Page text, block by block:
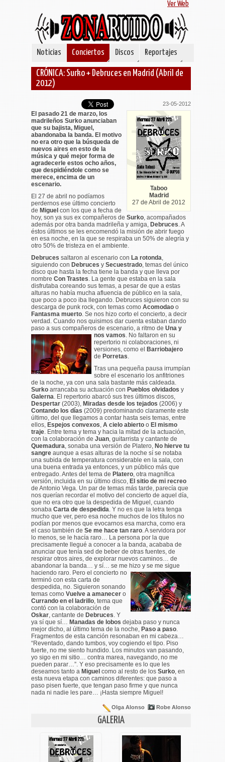
Ver Web
Noticias Conciertos Discos Reportajes
CRÓNICA: Surko + Debruces en Madrid (Abril de
2012)
23-05-2012
Taboo
Madrid
27 de Abril de 2012
El pasado 21 de marzo, los
madrileños Surko anunciaban
que su bajista, Miguel,
abandonaba la banda. El motivo
no era otro que la búsqueda de
nuevos aires en esto de la
música y qué mejor forma de
agradecerle estos ocho años,
que despidiéndole como se
merece, encima de un
escenario.
El 27 de abril no podíamos
perdernos ese último concierto
de Miguel con los que a fecha de
hoy, son ya sus ex compañeros de Surko , acompañados
además por otra banda madrileña y amiga, Debruces . A
éstos últimos se les encomendó la misión de abrir fuego
en esa noche, en la que se respiraba un 50% de alegría y
otro 50% de tristeza en el ambiente.
Debruces saltaron al escenario con La rotonda
siguiendo con Debruces y Secuestrado , temas del único
disco que hasta la fecha tiene la banda y que lleva por
nombre Con Trastes . La gente que estaba en la sala
disfrutaba coreando sus temas, a pesar de que a estas
alturas no había mucha afluencia de público en la sala,
que poco a poco iba llegando. Debruces siguieron con su
descarga de punk rock, con temas como Acomodao o
Fantasma muerto . Se nos hizo corto el concierto, a decir
verdad. Cuando nos quisimos dar cuenta estaban dando
paso a sus compañeros de escenario, a ritmo de Una y
nos vamos . No faltaron en su
repertorio ni colaboraciones, ni
versiones, como el Barriobajero
de Porretas
Tras una pequeña pausa irrumpían
sobre el escenario los anfitriones
de la noche, ya con una sala bastante más caldeada.
Surko arrancaba su actuación con Pueblos olvidados y
Galerna . El repertorio abarcó sus tres últimos discos,
Despertar (2003), Miradas desde los tejados (2006) y
Contando los días (2009) predominando claramente este
último, del que llegamos a contar hasta seis temas, entre
ellos, Espejos convexos A cielo abierto o El mismo
traje . Entre tema y tema y hacia la mitad de la actuación,
con la colaboración de Juan , guitarrista y cantante de
Quemadura , sonaba una versión de Platero, No hierve tu
sangre aunque a esas alturas de la noche sí se notaba
una subida de temperatura considerable en la sala, con
una buena entrada ya entonces, y un público más que
entregado. Antes del tema de Platero , otra magnífica
versión, incluida en su último disco, El sitio de mi recreo
de Antonio Vega. Un par de temas más tarde, parecía que
nos querían recordar el motivo del concierto de aquel día,
que no era otro que la despedida de Miguel, cuando
sonaba Carta de despedida . Y no es que la letra tenga
mucho que ver, pero esa noche muchos de los títulos no
podían por menos que evocarnos esa marcha, como era
el caso también de Se me hace tan raro . A servidora por
lo menos, se le hacía raro… La persona por la que
precisamente llegué a conocer a la banda, acababa de
anunciar que tenía sed de beber de otras fuentes, de
respirar otros aires, de explorar nuevos caminos… de
abandonar la banda… y sí… se me hizo y se me sigue
haciendo raro. Pero el concierto no
terminó con esta carta de
despedida, no. Siguieron sonando
temas como Vuelve a amanecer o
Currando en el ladrillo , tema que
contó con la colaboración de
Oskar , cantante de Debruces . Y
ya sí que sí… Manadas de lobos dejaba paso y nunca
mejor dicho, al último tema de la noche, Paso a paso
Fragmentos de esta canción resonaban en mi cabeza…
“Reventado, dando tumbos, voy cogiendo el tipo. Piso
fuerte, no me siento hundido. Los minutos van pasando,
yo sigo en mi sitio… contra marea, navegando, no me
pueden parar…” . Y eso precisamente es lo que les
deseamos tanto a Miguel como al resto de los Surko , en
esta nueva etapa con caminos diferentes: que paso a
paso pisen fuerte, que tengan paso firme y que nunca
nada ni nadie les pare… ¡Hasta siempre Miguel!
Robe Alonso
Olga Alonso
GALERIA